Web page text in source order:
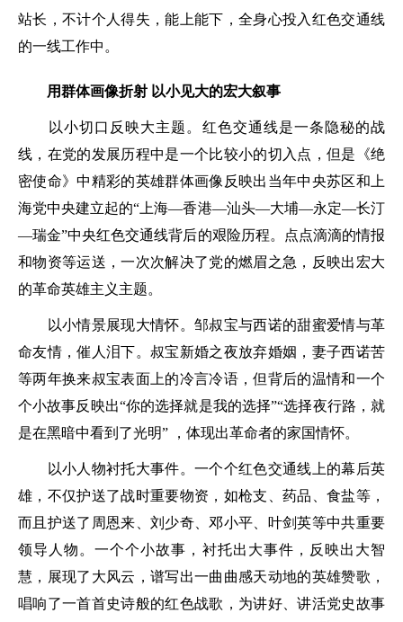
站长，不计个人得失，能上能下，全身心投入红色交通线
的一线工作中。
用群体画像折射 以小见大的宏大叙事
以小切口反映大主题。红色交通线是一条隐秘的战
线，在党的发展历程中是一个比较小的切入点，但是《绝
密使命》中精彩的英雄群体画像反映出当年中央苏区和上
海党中央建立起的“上海—香港—汕头—大埔—永定—长汀
—瑞金”中央红色交通线背后的艰险历程。点点滴滴的情报
和物资等运送，一次次解决了党的燃眉之急，反映出宏大
的革命英雄主义主题。
以小情景展现大情怀。邹叔宝与西诺的甜蜜爱情与革
命友情，催人泪下。叔宝新婚之夜放弃婚姻，妻子西诺苦
等两年换来叔宝表面上的冷言冷语，但背后的温情和一个
个小故事反映出“你的选择就是我的选择”“选择夜行路，就
是在黑暗中看到了光明” ，体现出革命者的家国情怀。
以小人物衬托大事件。一个个红色交通线上的幕后英
雄，不仅护送了战时重要物资，如枪支、药品、食盐等，
而且护送了周恩来、刘少奇、邓小平、叶剑英等中共重要
领导人物。一个个小故事，衬托出大事件，反映出大智
慧，展现了大风云，谱写出一曲曲感天动地的英雄赞歌，
唱响了一首首史诗般的红色战歌，为讲好、讲活党史故事